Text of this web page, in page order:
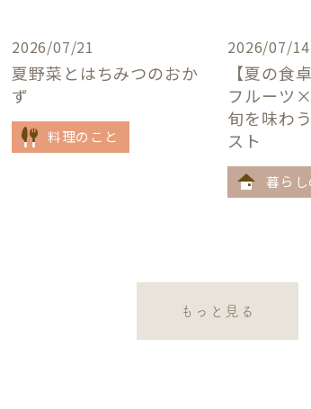
2026/07/21
夏野菜とはちみつのおか
ず
料理のこと
2026/07/14
【夏の食
フルーツ
旬を味わ
スト
暮ら
もっと見る